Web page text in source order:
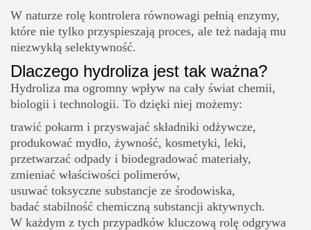
W naturze rolę kontrolera równowagi pełnią enzymy,
które nie tylko przyspieszają proces, ale też nadają mu
niezwykłą selektywność.
Dlaczego hydroliza jest tak ważna?
Hydroliza ma ogromny wpływ na cały świat chemii,
biologii i technologii. To dzięki niej możemy:
trawić pokarm i przyswajać składniki odżywcze,
produkować mydło, żywność, kosmetyki, leki,
przetwarzać odpady i biodegradować materiały,
zmieniać właściwości polimerów,
usuwać toksyczne substancje ze środowiska,
badać stabilność chemiczną substancji aktywnych.
W każdym z tych przypadków kluczową rolę odgrywa